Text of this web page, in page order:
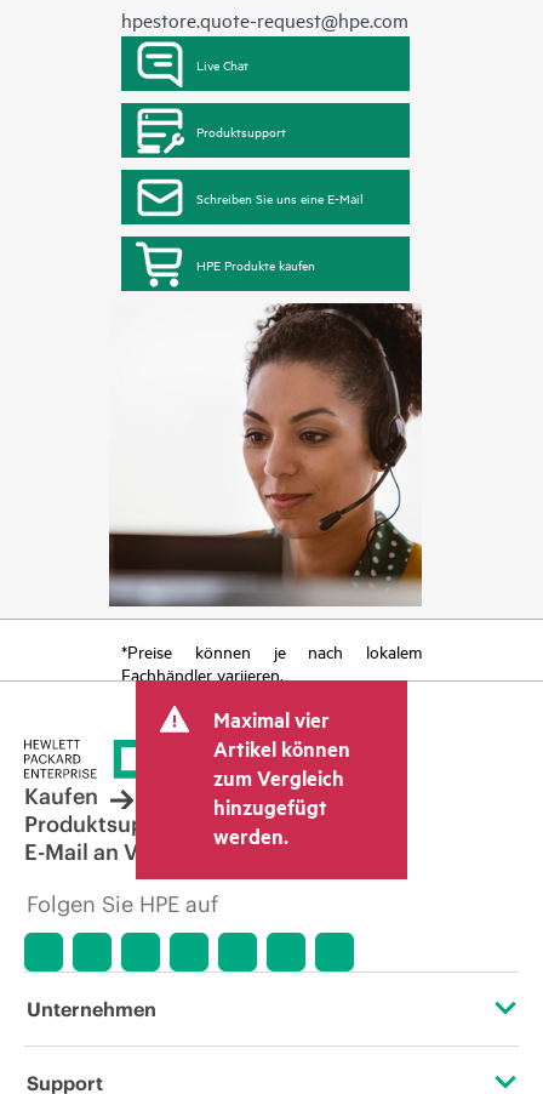
hpestore.quote-request@hpe.com
Live Chat
Produktsupport
Schreiben Sie uns eine E-Mail
HPE Produkte kaufen
*Preise können je nach lokalem
Fachhändler variieren.
Maximal vier
Artikel können
zum Vergleich
hinzugefügt
werden.
Kaufen
Produktsupport
E-Mail an Vertrieb
Folgen Sie HPE auf
Unternehmen
Über HPE
Support